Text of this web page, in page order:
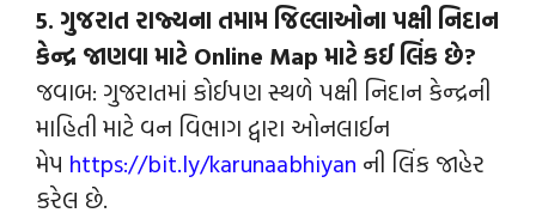
5. ગુજરાત રાજ્યના તમામ જિલ્લાઓના પક્ષી નિદાન
કેન્દ્ર જાણવા માટે Online Map માટે કઈ લિંક છે?
જવાબ: ગુજરાતમાં કોઈપણ સ્થળે પક્ષી નિદાન કેન્દ્રની
માહિતી માટે વન વિભાગ દ્વારા ઓનલાઈન
મેપ https://bit.ly/karunaabhiyan ની લિંક જાહેર
કરેલ છે.